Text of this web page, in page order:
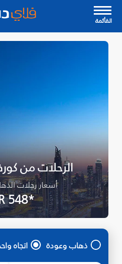
القأئمة
الرحلات من
أسعار رحلات
*EUR 548
ذهاب وعودة اتجاه